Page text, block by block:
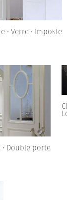
• Verre • Imposte
• Double porte